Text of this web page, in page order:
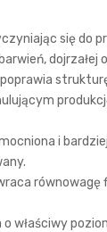
się do
poprawia
i
równowagę
właściwy